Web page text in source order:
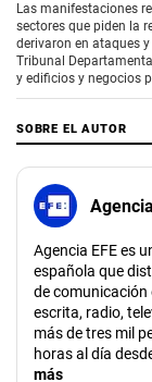
Las manifestaciones
sectores que piden la
derivaron en ataques
Tribunal
y edificios y negocios
SOBRE EL AUTOR
Agencia EFE es
española que
de comunicación
escrita, radio,
más de tres mil
horas al día
más